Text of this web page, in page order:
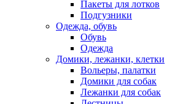
Пакеты для лотков
Подгузники
Одежда, обувь
Обувь
Одежда
Домики, лежанки, клетки
Вольеры, палатки
Домики для собак
Лежанки для собак